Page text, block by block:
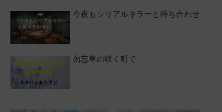
今夜もシリアルキラーと待ち合わせ
勿忘草の咲く町で